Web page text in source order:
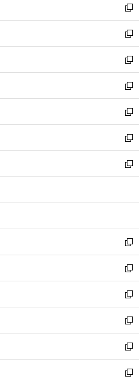
く
ド
ウ
で
開
く
ィ
ン
ド
ウ
で
開
く
い
ウ
ィ
ン
ド
ウ
で
開
く
新
し
い
ウ
ィ
ン
ド
ウ
で
開
く
新
し
い
ウ
ィ
ン
ド
ウ
で
開
く
新
し
い
ウ
ィ
ン
ド
ウ
で
開
新
し
い
ウ
ィ
ン
ド
ウ
開
新
し
い
ウ
ィ
ン
ウ
開
く
新
し
い
ウ
ン
ウ
で
開
く
新
し
ウ
ン
ド
ウ
で
開
く
新
し
い
ウ
ィ
ン
ド
ウ
で
開
く
新
し
い
ウ
ィ
ン
ド
ウ
で
新
し
い
ウ
ィ
ン
ド
新
し
い
ウ
ィ
新
し
い
新